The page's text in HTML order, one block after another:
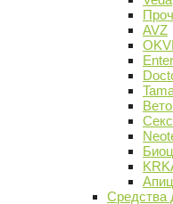
AVZ
Средства